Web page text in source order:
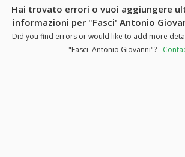
Hai trovato errori o vuoi aggiungere
informazioni per "Fasci' Antonio
Did you find errors or would like to add more
"Fasci' Antonio Giovanni"? -